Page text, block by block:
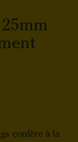
confère à la